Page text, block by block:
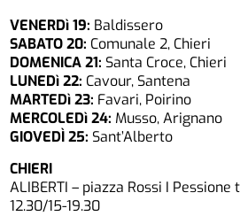
VENERDì 19: Baldissero
SABATO 20: Comunale 2, Chieri
DOMENICA 21: Santa Croce, Chieri
LUNEDì 22: Cavour, Santena
MARTEDì 23: Favari, Poirino
MERCOLEDì 24: Musso, Arignano
GIOVEDÌ 25: Sant’Alberto
CHIERI
ALIBERTI – piazza Rossi I Pessione
12.30/15-19.30